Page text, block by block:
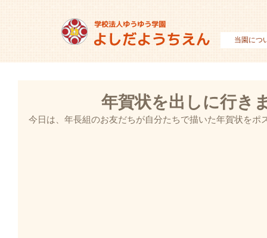
当園につ
年賀状を出しに行きま
今日は、年長組のお友だちが自分たちで描いた年賀状をポ